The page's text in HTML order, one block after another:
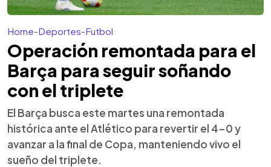
Home-Deportes-Futbol
Operación remontada para el
Barça para seguir soñando
con el triplete
El Barça busca este martes una remontada
histórica ante el Atlético para revertir el 4-0 y
avanzar a la final de Copa, manteniendo vivo el
sueño del triplete.